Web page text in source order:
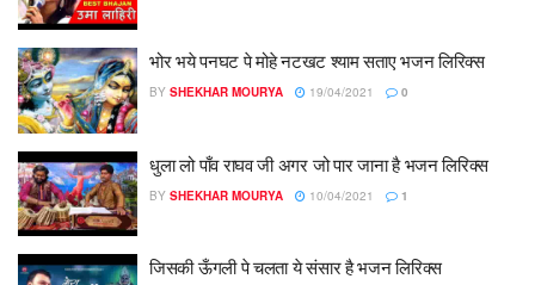
भोर भये पनघट पे मोहे नटखट श्याम सताए भजन लिरिक्स
BY SHEKHAR MOURYA 19/04/2021 0
धुला लो पाँव राघव जी अगर जो पार जाना है भजन लिरिक्स
BY SHEKHAR MOURYA 10/04/2021 1
जिसकी ऊँगली पे चलता ये संसार है भजन लिरिक्स